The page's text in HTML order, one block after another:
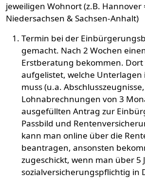
jeweiligen Wohnort (z.B. Hannover
Niedersachsen & Sachsen-Anhalt)
Termin bei der
gemacht. Nach 2 Wochen
Erstberatung bekommen.
aufgelistet, welche Unterlagen
muss (u.a.
Lohnabrechnungen von 3
ausgefüllten Antrag zur
Passbild und
kann man online über die
beantragen, ansonsten
zugeschickt, wenn man über 5
sozialversicherungspflichtig in